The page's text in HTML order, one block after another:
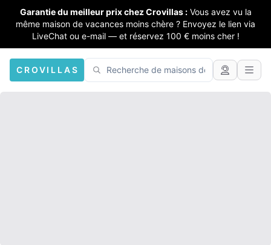
Garantie du meilleur prix chez Crovillas : Vous avez vu la
même maison de vacances moins chère ? Envoyez le lien via
LiveChat ou e-mail — et réservez 100 € moins cher !
CROVILLAS